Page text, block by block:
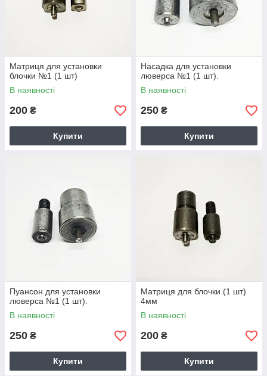
Матриця для установки
блочки №1 (1 шт)
В наявності
200 ₴
Купити
Насадка для установки
люверса №1 (1 шт).
В наявності
250 ₴
Купити
Пуансон для установки
люверса №1 (1 шт).
В наявності
250 ₴
Купити
Матриця для блочки (1 шт)
4мм
В наявності
200 ₴
Купити